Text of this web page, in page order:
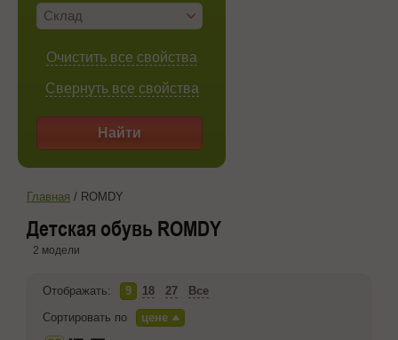
Склад
Очистить все свойства
Свернуть все свойства
Найти
Главная / ROMDY
Детская обувь ROMDY
2 модели
Отображать: 9 18 27
Все
Сортировать по
цене